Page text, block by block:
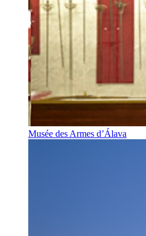
Musée des Armes d’Álava